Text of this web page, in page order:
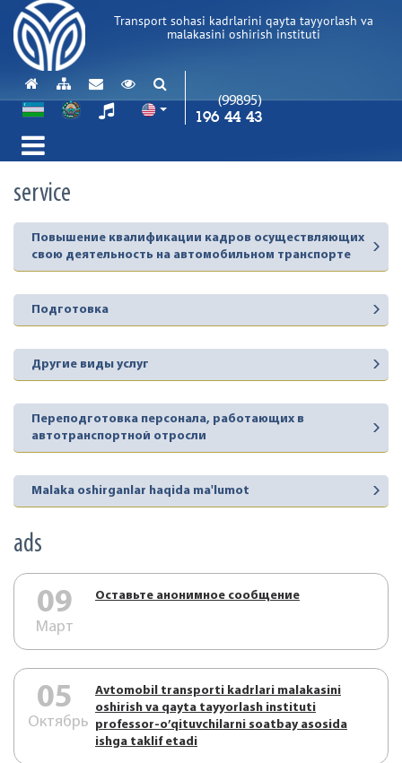
Transport sohasi kadrlarini qayta tayyorlash va
malakasini oshirish instituti
(99895)
196 44 43
service
Повышение квалификации кадров осуществляющих
свою деятельность на автомобильном транспорте
Подготовка
Другие виды услуг
Переподготовка персонала, работающих в
автотранспортной отросли
Malaka oshirganlar haqida ma'lumot
ads
09
Март
Оставьте анонимное сообщение
05
Октябрь
Аvtоmоbil trаnspоrti kаdrlаri mаlаkаsini
оshirish vа qаytа tаyyorlаsh instituti
prоfеssоr-o’qituvchilаrni sоаtbаy аsоsidа
ishgа tаklif etаdi